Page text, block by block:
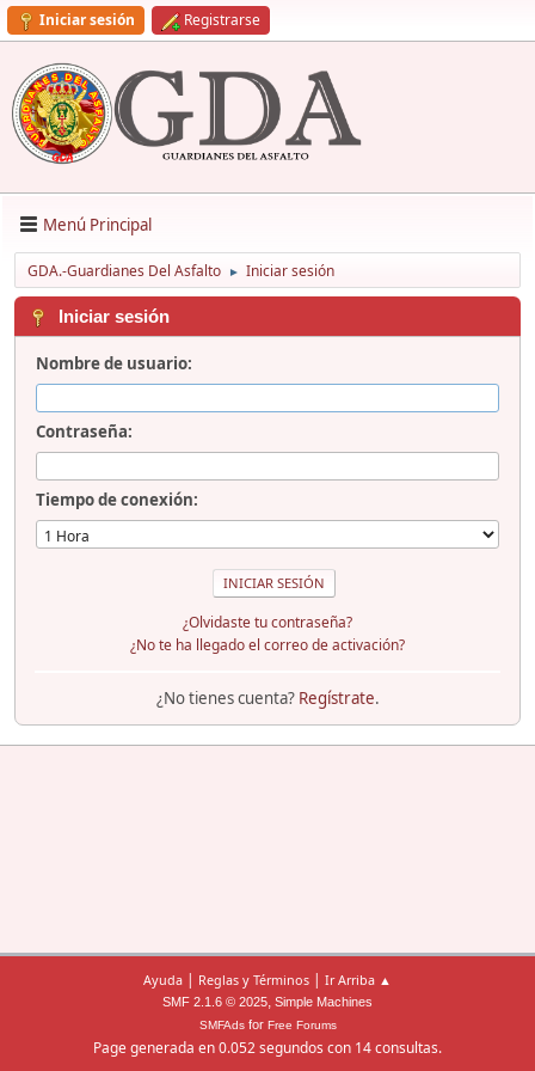
Iniciar sesión Registrarse
Menú Principal
GDA.-Guardianes Del Asfalto ► Iniciar sesión
Iniciar sesión
Nombre de usuario:
Contraseña:
Tiempo de conexión:
¿Olvidaste tu contraseña?
¿No te ha llegado el correo de activación?
¿No tienes cuenta? Regístrate.
Ayuda | Reglas y Términos | Ir Arriba ▲
SMF 2.1.6 © 2025, Simple Machines
SMFAdsfor Free Forums
Page generada en 0.052 segundos con 14 consultas.